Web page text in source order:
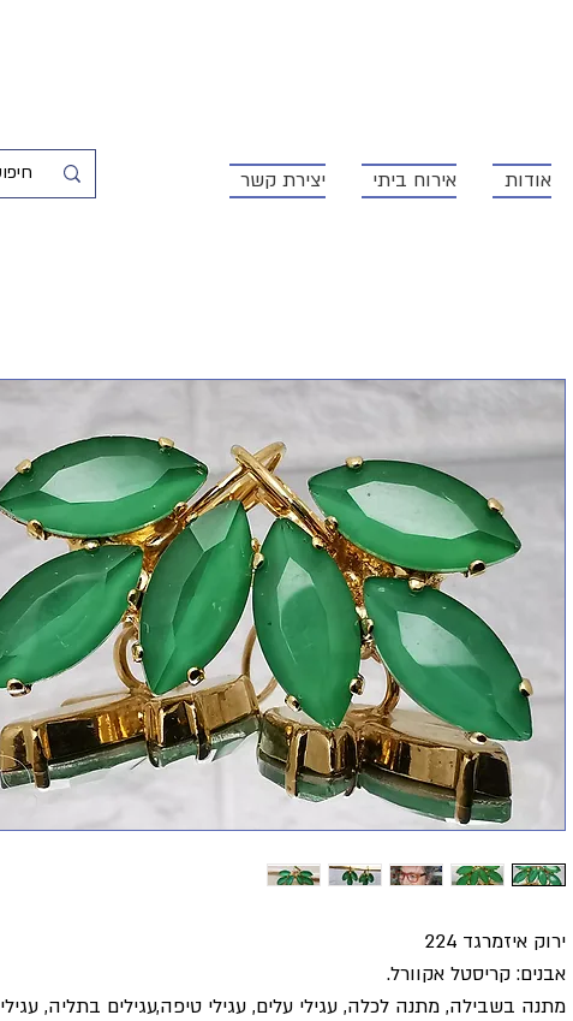
אודות אירוח ביתי יצירת קשר
ירוק איזמרגד 224
אבנים: קריסטל אקוורל.
מתנה בשבילה, מתנה לכלה, עגילי עלים, עגילי טיפה,עגילים בתליה, עגילי